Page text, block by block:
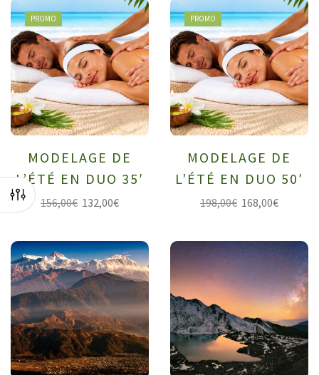
PROMO
MODELAGE DE
L’ÉTÉ EN DUO 35′
156,00€ 132,00€
PROMO
MODELAGE DE
L’ÉTÉ EN DUO 50′
198,00€ 168,00€